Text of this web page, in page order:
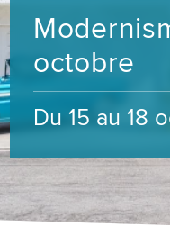
octobre
Du 15 au 18